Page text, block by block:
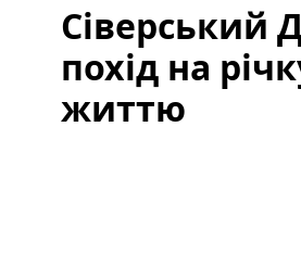
Сіверський
похід на
життю